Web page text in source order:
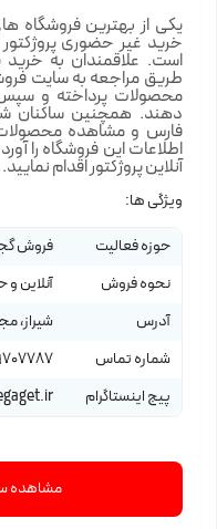
یکی از بهترین فروشگاه
خرید غیر حضوری
است. علاقمندان به خرید
طریق مراجعه به سایت
محصولات پرداخته و
دهند. همچنین ساکنان
فارس و مشاهده محصولات
اطلاعات این فروشگاه را
آنلاین پروژکتور اقدام نمایید.
ویژگی ها:
حوزه فعالیت
فروش
نحوه فروش
آنلاین
آدرس
شیراز،
شماره تماس
پیج اینستاگرام
مشاهده